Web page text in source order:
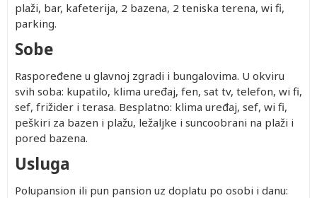
plaži, bar, kafeterija, 2 bazena, 2 teniska terena, wi fi,
parking.
Sobe
Raspoređene u glavnoj zgradi i bungalovima. U okviru
svih soba: kupatilo, klima uređaj, fen, sat tv, telefon, wi fi,
sef, frižider i terasa. Besplatno: klima uređaj, sef, wi fi,
peškiri za bazen i plažu, ležaljke i suncoobrani na plaži i
pored bazena.
Usluga
Polupansion ili pun pansion uz doplatu po osobi i danu: